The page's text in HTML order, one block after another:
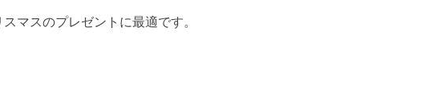
マスのプレゼントに最適です。